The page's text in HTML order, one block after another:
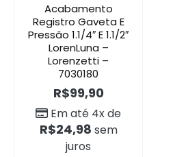
Acabamento
Registro Gaveta E
Pressão 1.1/4″ E 1.1/2″
LorenLuna –
Lorenzetti –
7030180
R$99,90
Em até 4x de
R$24,98 sem
juros